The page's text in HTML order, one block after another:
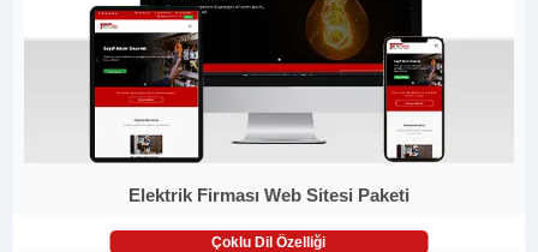
Elektrik Firması Web Sitesi Paketi
Çoklu Dil Özelliği